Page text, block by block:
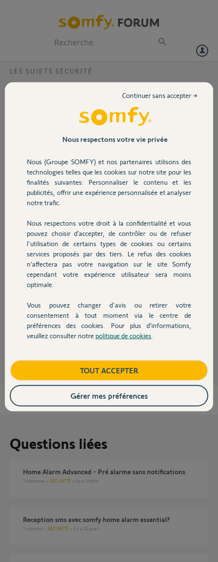
Volet
Sécurité
Domotique
Chauffage
Autres produits
Devis avec un pro
Contact
LES SUJETS SÉCURITÉ
Notifications en boucle désactivation
Sirene intérieur Home Alarme Essential
Ce matin lorque j'ai désactivé mon Alarme Essential avec mon Badge
Version 245.0.0 (une impulsion sur la touche avec voyant), la
répétée..Aucun problème constaté sur le badge, pas de touche
Comment corriger ce problème et qu'est-ce qui peut générer ce
dysfonctionnement.
Merci pour votre aide à ce sujet.
il y a plus de 2 ans
Participer au fil de discussion
Réponses
Bonjour Charles
Il faut réinitialiser tous les badges en votre possession.
Questions liées
Home Alarm Advanced - Pré alarme sans notifications
5 réponses SÉCURITÉ il y a 3 mois
reception sms avec somfy home alarm essential?
1 réponse SÉCURITÉ il y a 21 jours
Nous respectons votre vie privée
Nous (Groupe SOMFY) et nos partenaires utilisons des
technologies telles que les cookies sur notre site pour les
finalités suivantes: Personnaliser le contenu et les
publicités, offrir une expérience personnalisée et analyser
notre trafic.
Nous respectons votre droit à la confidentialité et vous
pouvez choisir d’accepter, de contrôler ou de refuser
l'utilisation de certains types de cookies ou certains
services proposés par des tiers. Le refus des cookies
n’affectera pas votre navigation sur le site Somfy
cependant votre expérience utilisateur sera moins
optimale.
Vous pouvez changer d'avis ou retirer votre
consentement à tout moment via le centre de
préférences des cookies. Pour plus d’informations,
veuillez consulter notre politique de cookies
Continuer sans accepter →
TOUT ACCEPTER
Gérer mes préférences